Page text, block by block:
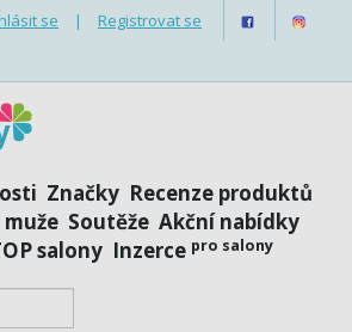
se | Registrovat se
Značky Recenze produktů
muže Soutěže Akční nabídky
salony Inzerce pro salony